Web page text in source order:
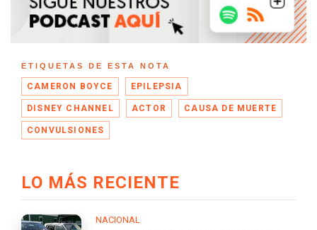
ETIQUETAS DE ESTA NOTA
CAMERON BOYCE EPILEPSIA
DISNEY CHANNEL ACTOR CAUSA DE MUERTE
CONVULSIONES
LO MÁS RECIENTE
NACIONAL